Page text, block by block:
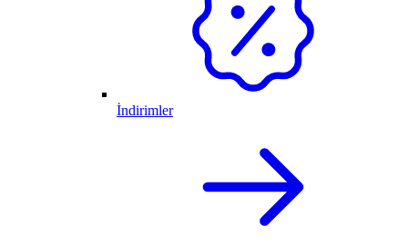
İndirimler